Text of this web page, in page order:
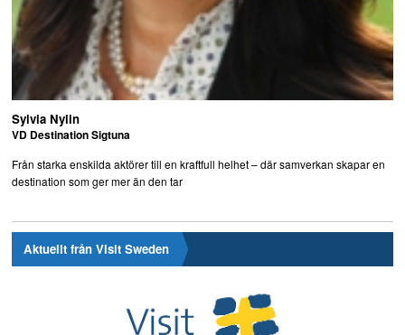
Sylvia Nylin
VD Destination Sigtuna
Från starka enskilda aktörer till en kraftfull helhet – där samverkan skapar en
destination som ger mer än den tar
Aktuellt från Visit Sweden